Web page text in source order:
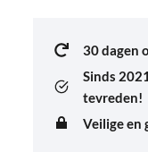
30 dagen
Sinds
tevreden!
Veilige en